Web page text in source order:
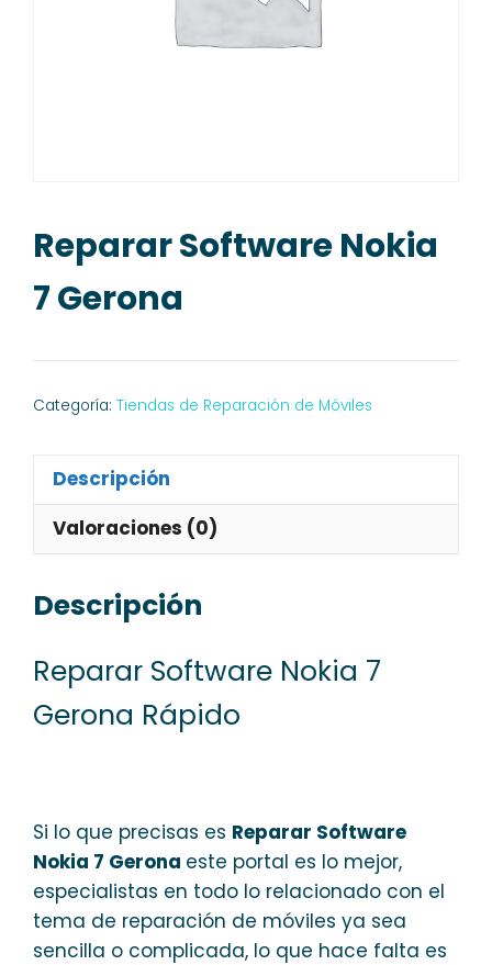
Reparar Software Nokia
7 Gerona
Categoría: Tiendas de Reparación de Móviles
Descripción
Valoraciones (0)
Descripción
Reparar Software Nokia 7
Gerona Rápido
Si lo que precisas es Reparar Software
Nokia 7 Gerona este portal es lo mejor,
especialistas en todo lo relacionado con el
tema de reparación de móviles ya sea
sencilla o complicada, lo que hace falta es